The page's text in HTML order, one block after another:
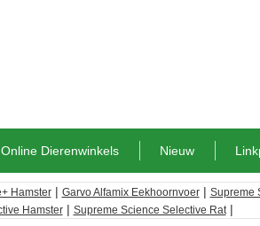
Online Dierenwinkels Nieuw
Hamster| Garvo Alfamix Eekhoornvoer| Supreme
Hamster| Supreme Science Selective Rat|